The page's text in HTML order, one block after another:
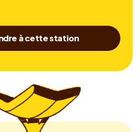
à cette station